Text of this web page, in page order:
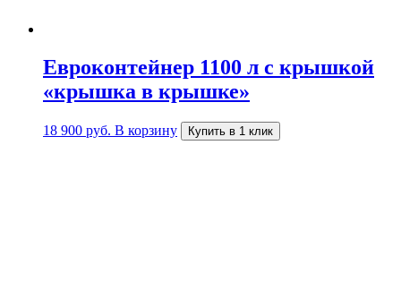
Евроконтейнер 1100 л c крышкой
«крышка в крышке»
18 900 руб. В корзину Купить в 1 клик